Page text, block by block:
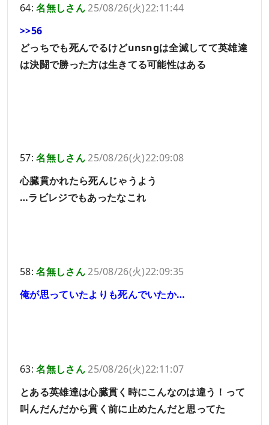
64:名無しさん25/08/26(火)22:11:44
>>56
どっちでも死んでるけどunsngは全滅してて英雄達
は決闘で勝った方は生きてる可能性はある
57:名無しさん25/08/26(火)22:09:08
心臓貫かれたら死んじゃうよう
…ラビレジでもあったなこれ
58:名無しさん25/08/26(火)22:09:35
俺が思っていたよりも死んでいたか…
63:名無しさん25/08/26(火)22:11:07
とある英雄達は心臓貫く時にこんなのは違う！って
叫んだんだから貫く前に止めたんだと思ってた